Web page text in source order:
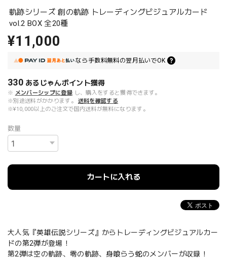
軌跡シリーズ 創の軌跡 トレーディングビジュアルカード
vol.2 BOX 全20種
¥11,000
なら 手数料無料の翌月払いでOK
330 あるじゃんポイント獲得
※ メンバーシップに登録 し、購入をすると獲得できます。
※別途送料がかかります。
送料を確認する
※¥10,000以上のご注文で国内送料が無料になります。
数量
カートに入れる
大人気『英雄伝説シリーズ』からトレーディングビジュアルカー
ドの第2弾が登場！
第2弾は空の軌跡、零の軌跡、身喰らう蛇のメンバーが収録！